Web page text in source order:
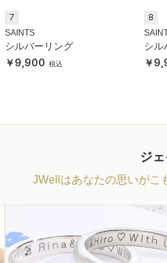
7
SAINTS
シルバーリング
9,900
8
シル
ジ
JWellはあなたの思いがこ